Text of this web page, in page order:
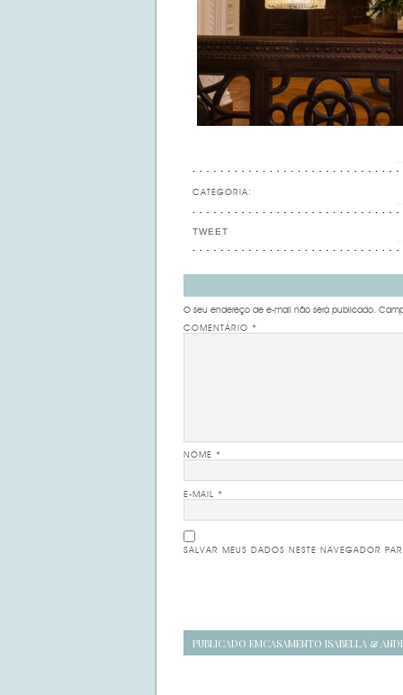
CATEGORIA:
TWEET
O seu endereço de e-mail não será publicado.
COMENTÁRIO *
NOME *
E-MAIL *
SALVAR MEUS DADOS NESTE NAVEGADOR
Navegação
PUBLICADO EMCASAMENTO ISABELLA &